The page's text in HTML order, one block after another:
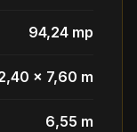
94,24 mp
× 7,60 m
6,55 m